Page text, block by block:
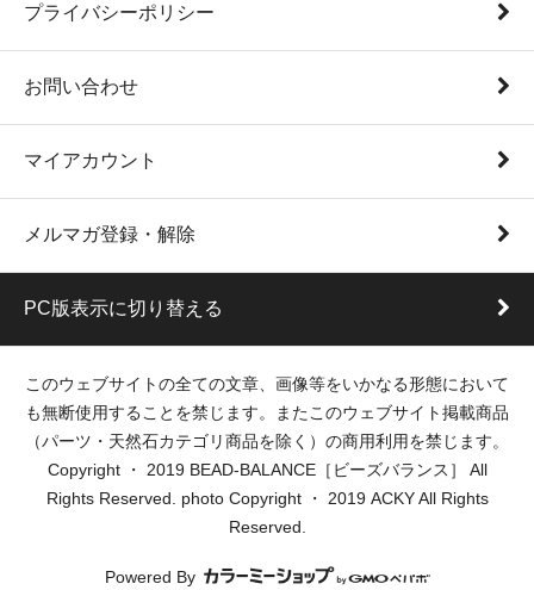
プライバシーポリシー
お問い合わせ
マイアカウント
メルマガ登録・解除
PC版表示に切り替える
このウェブサイトの全ての文章、画像等をいかなる形態において
も無断使用することを禁じます。またこのウェブサイト掲載商品
（パーツ・天然石カテゴリ商品を除く）の商用利用を禁じます。
Copyright ・ 2019 BEAD-BALANCE［ビーズバランス］ All
Rights Reserved. photo Copyright ・ 2019 ACKY All Rights
Reserved.
Powered By